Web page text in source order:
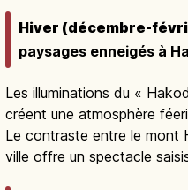
Hiver (décembre-
paysages enneigés à
Les illuminations du «
créent une atmosphère
Le contraste entre le mont
ville offre un spectacle